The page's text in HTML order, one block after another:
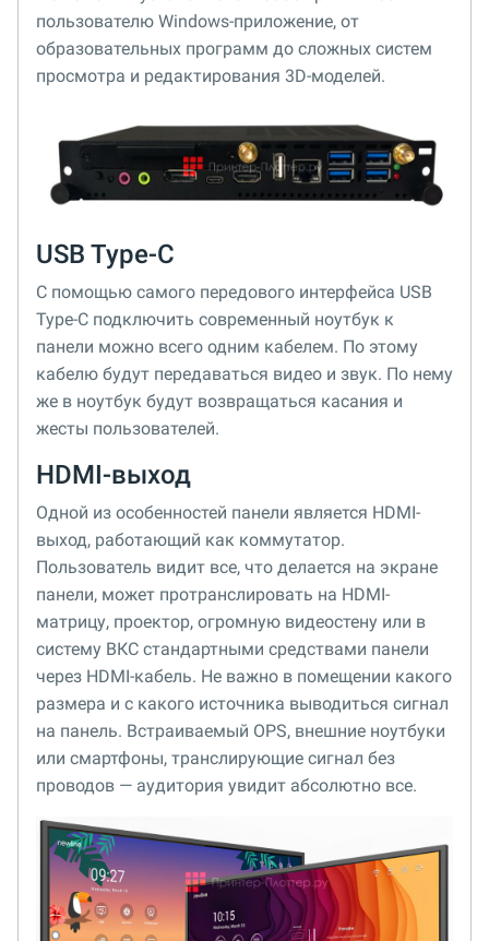
пользователю Windows-приложение, от
образовательных программ до сложных систем
просмотра и редактирования 3D-моделей.
USB Type-C
С помощью самого передового интерфейса USB
Type-C подключить современный ноутбук к
панели можно всего одним кабелем. По этому
кабелю будут передаваться видео и звук. По нему
же в ноутбук будут возвращаться касания и
жесты пользователей.
HDMI-выход
Одной из особенностей панели является HDMI-
выход, работающий как коммутатор.
Пользователь видит все, что делается на экране
панели, может протранслировать на HDMI-
матрицу, проектор, огромную видеостену или в
систему ВКС стандартными средствами панели
через HDMI-кабель. Не важно в помещении какого
размера и с какого источника выводиться сигнал
на панель. Встраиваемый OPS, внешние ноутбуки
или смартфоны, транслирующие сигнал без
проводов — аудитория увидит абсолютно все.